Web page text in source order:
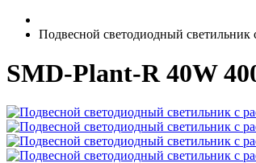
Подвесной светодиодный
SMD-Plant-R 40W